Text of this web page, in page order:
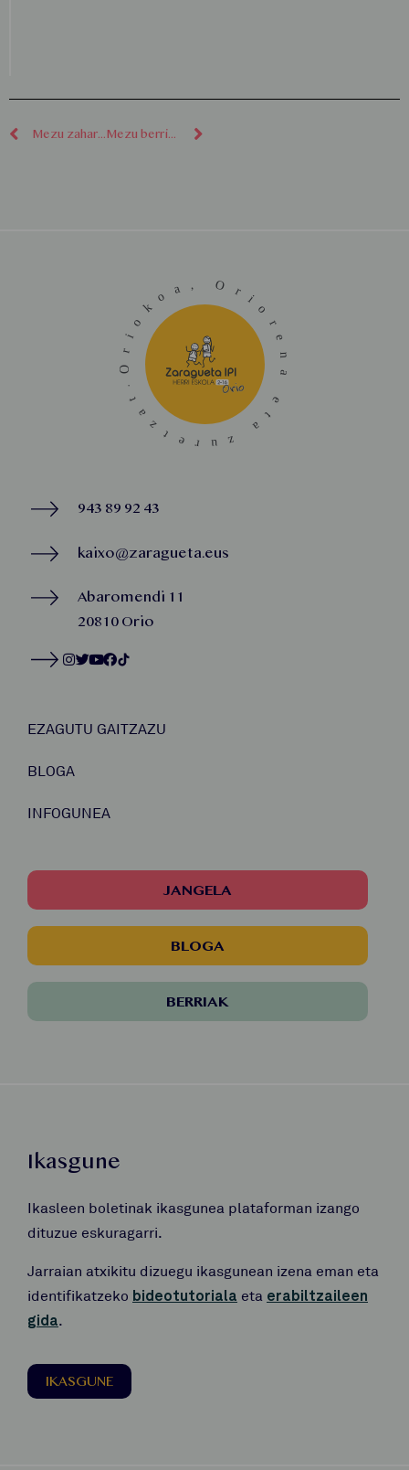
Mezu zaharragoak Mezu berriagoak
943 89 92 43
kaixo@zaragueta.eus
Abaromendi 11
20810 Orio
EZAGUTU GAITZAZU
BLOGA
INFOGUNEA
JANGELA
BLOGA
BERRIAK
Ikasgune
Ikasleen boletinak ikasgunea plataforman izango
dituzue eskuragarri.
Jarraian atxikitu dizuegu ikasgunean izena eman eta
identifikatzeko bideotutoriala eta erabiltzaileen
gida.
IKASGUNE